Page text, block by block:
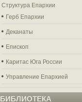
Структура Епархии
Герб Епархии
Деканаты
Епископ
Каритас Юга России
Управление Епархией
БИБЛИОТЕКА